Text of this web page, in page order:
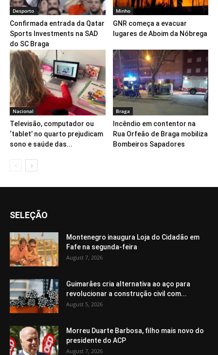
Desporto
Confirmada entrada da Qatar
Sports Investments na SAD
do SC Braga
Minho
GNR começa a evacuar
lugares de Aboim da Nóbrega
Nacional
Televisão, computador ou
‘tablet’ no quarto prejudicam
sono e saúde das...
Braga
Incêndio em contentor na
Rua Orfeão de Braga mobiliza
Bombeiros Sapadores
SELEÇÃO
Montenegro inaugura Loja do Cidadão em
Fafe na segunda-feira
August 7, 2026
Guimarães cria alternativa ao aço para
revolucionar a construção civil com...
August 5, 2026
Morreu Duarte Barbosa, filho mais novo do
presidente do ACP
August 7, 2026